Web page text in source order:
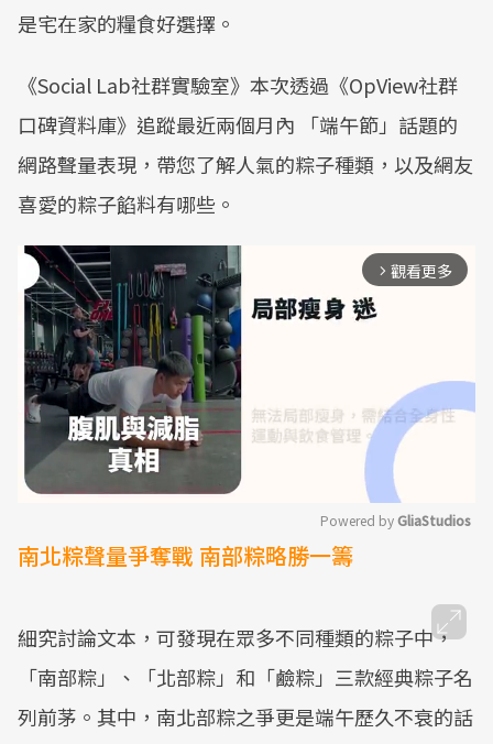
是宅在家的糧食好選擇。
《Social Lab社群實驗室》本次透過《OpView社群
口碑資料庫》追蹤最近兩個月內 「端午節」話題的
網路聲量表現，帶您了解人氣的粽子種類，以及網友
喜愛的粽子餡料有哪些。
arrow_forward_ios 觀看更多
Powered by GliaStudios
南北粽聲量爭奪戰 南部粽略勝一籌
細究討論文本，可發現在眾多不同種類的粽子中，
「南部粽」、「北部粽」和「鹼粽」三款經典粽子名
列前茅。其中，南北部粽之爭更是端午歷久不衰的話